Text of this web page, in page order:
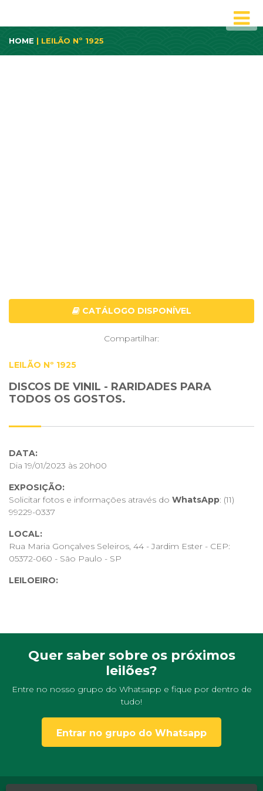
HOME | LEILÃO Nº 1925
CATÁLOGO DISPONÍVEL
Compartilhar:
LEILÃO Nº 1925
DISCOS DE VINIL - RARIDADES PARA
TODOS OS GOSTOS.
DATA:
Dia 19/01/2023 às 20h00
EXPOSIÇÃO:
Solicitar fotos e informações através do WhatsApp: (11)
99229-0337
LOCAL:
Rua Maria Gonçalves Seleiros, 44 - Jardim Ester - CEP:
05372-060 - São Paulo - SP
LEILOEIRO:
rentável de se desfazer do que não usa mais e ainda ganhar
um dinheiro extra!
Quer saber sobre os próximos
leilões?
Entre no nosso grupo do Whatsapp e fique por dentro de
tudo!
Entrar no grupo do Whatsapp